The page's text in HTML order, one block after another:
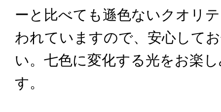
ーと比べても遜色ないクオリ
われていますので、安心して
い。七色に変化する光をお楽
す。